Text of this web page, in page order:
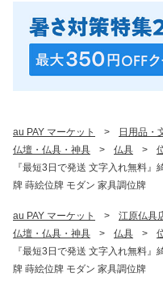
au PAY マーケット > 日用品・
仏壇・仏具・神具
> 仏具 >
『最短3日で発送 文字入れ無料
牌 蒔絵位牌 モダン 家具調位牌
au PAY マーケット > 江原仏具
仏壇・仏具・神具
> 仏具 >
『最短3日で発送 文字入れ無料
牌 蒔絵位牌 モダン 家具調位牌